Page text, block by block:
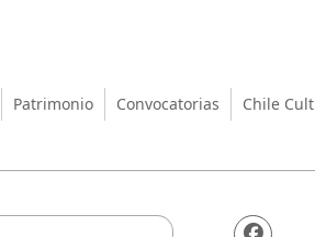
Artes y el
Patrimonio Convocatorias Chile